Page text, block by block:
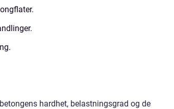
hardhet, belastningsgrad og de